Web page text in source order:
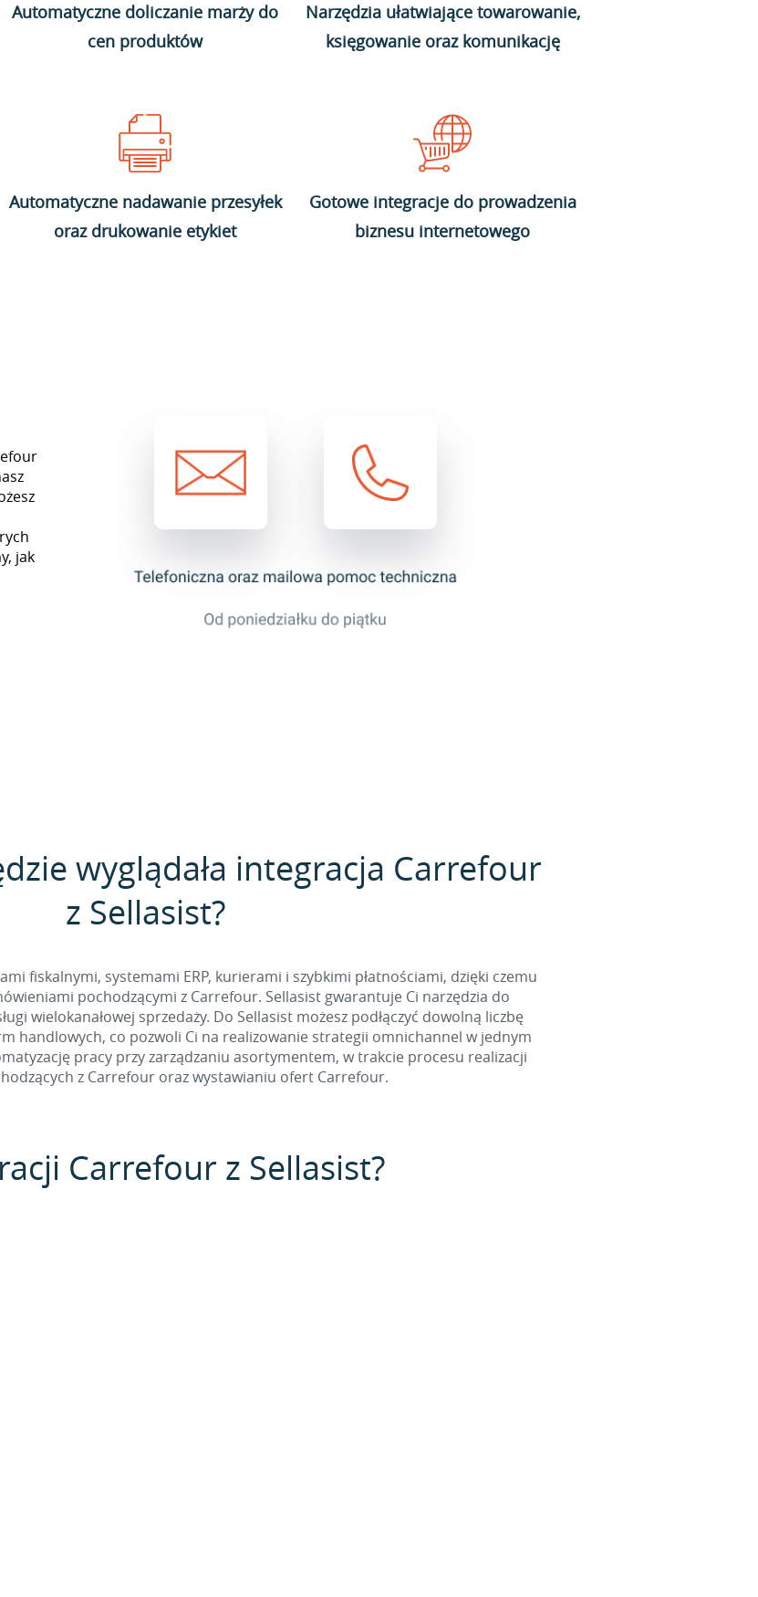
Automatyczne doliczanie marży do
cen produktów
Narzędzia ułatwiające towarowanie,
księgowanie oraz komunikację
Automatyczne nadawanie przesyłek
oraz drukowanie etykiet
Gotowe integracje do prowadzenia
biznesu internetowego
jak
wyglądała integracja Carrefour
z Sellasist?
fiskalnymi, systemami ERP, kurierami i szybkimi płatnościami, dzięki czemu
pochodzącymi z Carrefour. Sellasist gwarantuje Ci narzędzia do
wielokanałowej sprzedaży. Do Sellasist możesz podłączyć dowolną liczbę
handlowych, co pozwoli Ci na realizowanie strategii omnichannel w jednym
pracy przy zarządzaniu asortymentem, w trakcie procesu realizacji
z Carrefour oraz wystawianiu ofert Carrefour.
Carrefour z Sellasist?